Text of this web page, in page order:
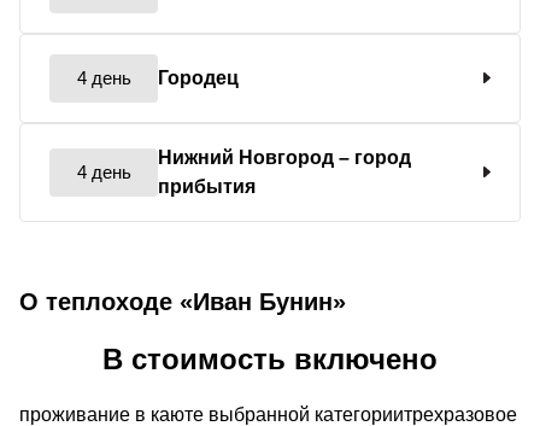
4 день Городец
4 день
Нижний Новгород – город
прибытия
О теплоходе «Иван Бунин»
В стоимость включено
проживание в каюте выбранной категориитрехразовое